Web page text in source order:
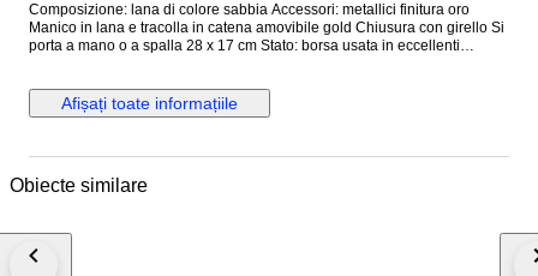
Composizione: lana di colore sabbia Accessori: metallici finitura oro
Manico in lana e tracolla in catena amovibile gold Chiusura con girello Si
porta a mano o a spalla 28 x 17 cm Stato: borsa usata in eccellenti
Afișați toate informațiile
Obiecte similare